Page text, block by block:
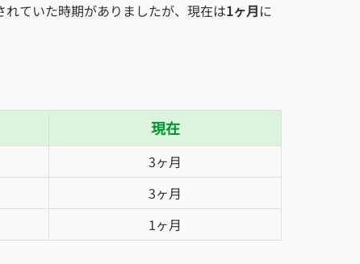
ていた時期がありましたが、現在は1ヶ月に
現在
3ヶ月
3ヶ月
1ヶ月